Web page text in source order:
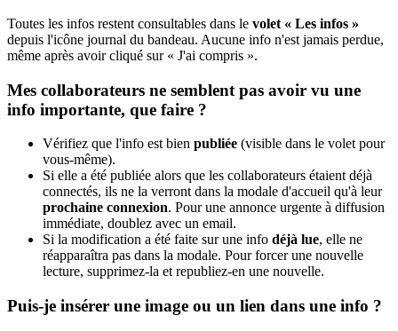
Toutes les infos restent consultables dans le volet « Les infos »
depuis l'icône journal du bandeau. Aucune info n'est jamais perdue,
même après avoir cliqué sur « J'ai compris ».
Mes collaborateurs ne semblent pas avoir vu une
info importante, que faire ?
Vérifiez que l'info est bien publiée (visible dans le volet pour
vous-même).
Si elle a été publiée alors que les collaborateurs étaient déjà
connectés, ils ne la verront dans la modale d'accueil qu'à leur
prochaine connexion. Pour une annonce urgente à diffusion
immédiate, doublez avec un email.
Si la modification a été faite sur une info déjà lue, elle ne
réapparaîtra pas dans la modale. Pour forcer une nouvelle
lecture, supprimez-la et republiez-en une nouvelle.
Puis-je insérer une image ou un lien dans une info ?